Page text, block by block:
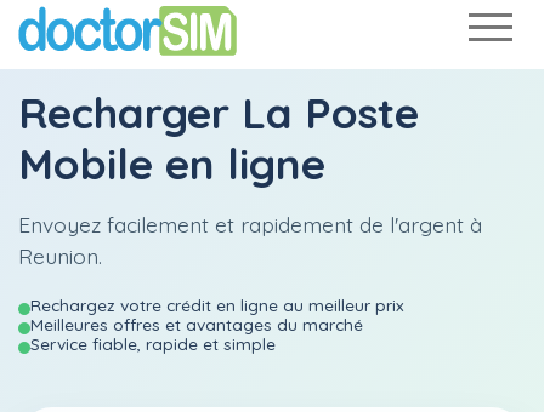
Recharger La Poste
Mobile en ligne
Envoyez facilement et rapidement de l'argent à
Reunion.
Rechargez votre crédit en ligne au meilleur prix
Meilleures offres et avantages du marché
Service fiable, rapide et simple